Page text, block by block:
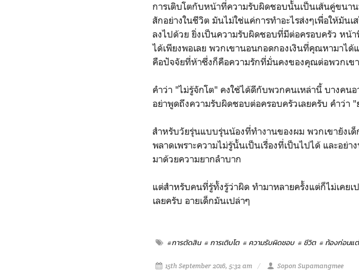
การเติบโตกับหน้าที่ความรับผิดชอบนั้นเป็นเส้นคู่ขนา
สักอย่างในชีวิต มันไม่ใช่แค่การทำอะไรส่งๆเพื่อให้มัน
ลงไปด้วย ยิ่งเป็นความรับผิดชอบที่มีต่อครอบครัว หน้
ได้เพียงพอเลย พวกเขานอนกอดกองเงินที่คุณหามาไ
คือปัจจัยที่ห้าซึ่งก็คือความรักที่มั่นคงของคุณต่อพวกเข
คำว่า "ไม่รู้จักโต" คงใช้ได้ดีกับพวกคนเหล่านี้ บางค
อย่าพูดถึงความรับผิดชอบต่อครอบครัวเลยครับ คำว่า "
สำหรับวัยรุ่นแบบรุ่นน้องที่ทำงานของผม พวกเขายังเด็
พลาดเพราะความไม่รู้นั้นเป็นเรื่องที่เป็นไปได้ และอย่
มาด้วยความยากลำบาก
แต่สำหรับคนที่รู้ทั้งรู้ว่าผิด ทำมาหลายครั้งแต่ก็ไม่เคยเ
เลยครับ อายเด็กมันเปล่าๆ
#การตัดสิน # การเติบโต # ความรับผิดชอบ # ชีวิต # ท้องก่อนแ
15th September 2016, 5:32 am Sopon Supamangmee